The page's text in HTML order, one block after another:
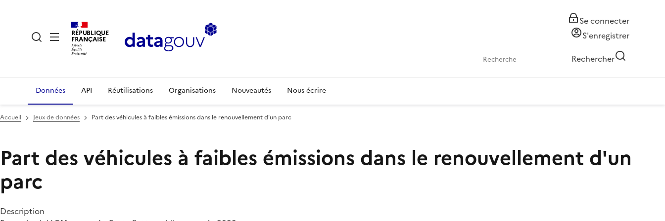
RÉPUBLIQUE
FRANÇAISE
Se connecter
S'enregistrer
Rechercher
Données API Réutilisations Organisations Nouveautés Nous écrire
Accueil Jeux de données Part des véhicules à faibles émissions dans le renouvellement d'un parc
Part des véhicules à faibles émissions dans le renouvellement d'un
parc
Description